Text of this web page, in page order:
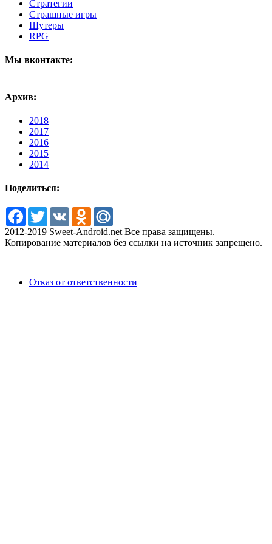
Стратегии
Страшные игры
Шутеры
RPG
Мы вконтакте:
Архив:
2018
2017
2016
2015
2014
Поделиться:
Facebook
TwitterVK Odnoklassniki
2012-2019 Sweet-Android.net Все права защищены.
Копирование материалов без ссылки на источник запрещено.
Отказ от ответственности